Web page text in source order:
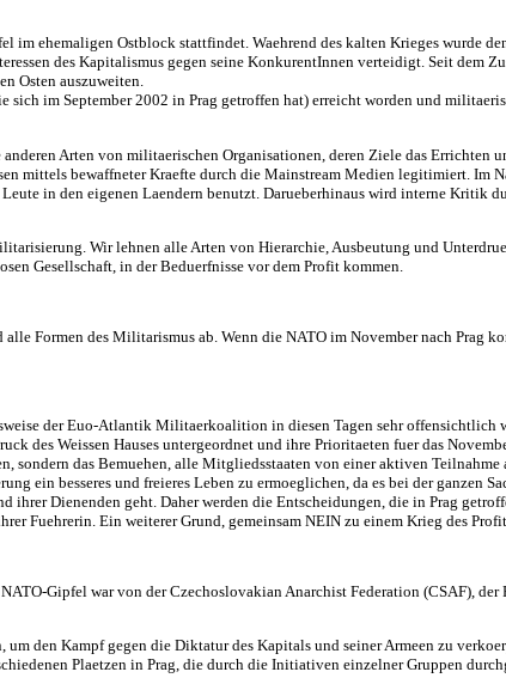
im ehemaligen Ostblock stattfindet. Waehrend des kalten Krieges wurde
des Kapitalismus gegen seine KonkurentInnen verteidigt. Seit dem
Osten auszuweiten.
im September 2002 in Prag getroffen hat) erreicht worden und
Arten von militaerischen Organisationen, deren Ziele das
mittels bewaffneter Kraefte durch die Mainstream Medien legitimiert.
in den eigenen Laendern benutzt. Darueberhinaus wird interne Kritik
Wir lehnen alle Arten von Hierarchie, Ausbeutung und
Gesellschaft, in der Beduerfnisse vor dem Profit kommen.
Formen des Militarismus ab. Wenn die NATO im November nach Prag
der Euo-Atlantik Militaerkoalition in diesen Tagen sehr offensichtlich
des Weissen Hauses untergeordnet und ihre Prioritaeten fuer das
sondern das Bemuehen, alle Mitgliedsstaaten von einer aktiven
ein besseres und freieres Leben zu ermoeglichen, da es bei der ganzen
Dienenden geht. Daher werden die Entscheidungen, die in Prag
Fuehrerin. Ein weiterer Grund, gemeinsam NEIN zu einem Krieg des
Gipfel war von der Czechoslovakian Anarchist Federation (CSAF),
den Kampf gegen die Diktatur des Kapitals und seiner Armeen zu
Plaetzen in Prag, die durch die Initiativen einzelner Gruppen